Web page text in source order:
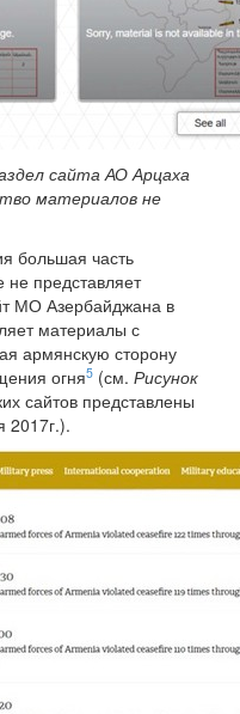
сайта АО Арцаха
материалов не
большая часть
не представляет
МО Азербайджана в
материалы с
армянскую сторону
огня5 (см. Рисунок
сайтов представлены
2017г.).